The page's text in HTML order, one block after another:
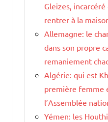
Gleizes,
rentrer à la
Allemagne: le
dans son propre
remaniement
Algérie: qui est
première femme
l’Assemblée
Yémen: les